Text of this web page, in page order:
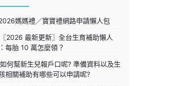
媽媽禮／寶寶禮網路申請懶人包
2026 最新更新〗全台生育補助懶人
每胎 10 萬怎麼領？
何幫新生兒報戶口呢? 準備資料以及生
相關補助有哪些可以申請呢?